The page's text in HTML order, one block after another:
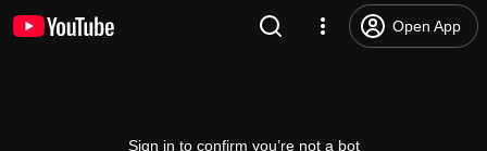
Open App
Sign in to confirm you’re not a bot